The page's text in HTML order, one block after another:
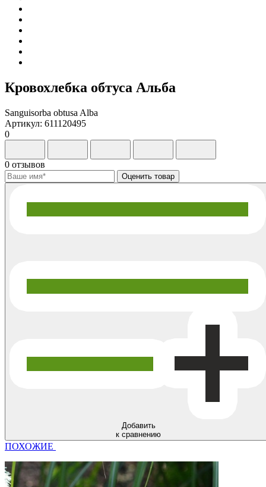
Кровохлебка обтуса Альба
Sanguisorba obtusa Alba
Артикул: 611120495
0
0 отзывов
Добавить
к сравнению
ПОХОЖИЕ